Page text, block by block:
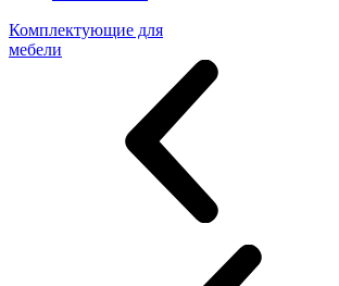
Комплектующие для
мебели